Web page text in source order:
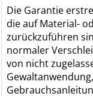
Die Garantie
die auf Material-
zurückzuführen
normaler
von nicht